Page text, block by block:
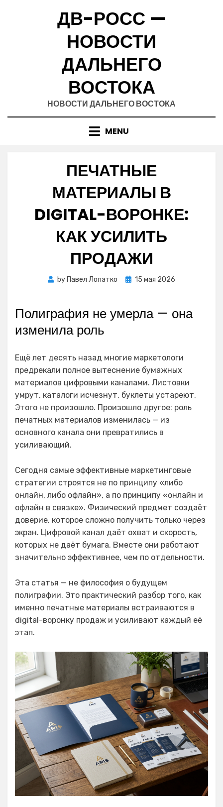
ДВ-РОСС —
НОВОСТИ
ДАЛЬНЕГО
ВОСТОКА
НОВОСТИ ДАЛЬНЕГО ВОСТОКА
MENU
ПЕЧАТНЫЕ
МАТЕРИАЛЫ В
DIGITAL-ВОРОНКЕ:
КАК УСИЛИТЬ
ПРОДАЖИ
by Павел Лопатко
Posted
15 мая 2026
Полиграфия не умерла — она
изменила роль
Ещё лет десять назад многие маркетологи
предрекали полное вытеснение бумажных
материалов цифровыми каналами. Листовки
умрут, каталоги исчезнут, буклеты устареют.
Этого не произошло. Произошло другое: роль
печатных материалов изменилась — из
основного канала они превратились в
усиливающий.
Сегодня самые эффективные маркетинговые
стратегии строятся не по принципу «либо
онлайн, либо офлайн», а по принципу «онлайн и
офлайн в связке». Физический предмет создаёт
доверие, которое сложно получить только через
экран. Цифровой канал даёт охват и скорость,
которых не даёт бумага. Вместе они работают
значительно эффективнее, чем по отдельности.
Эта статья — не философия о будущем
полиграфии. Это практический разбор того, как
именно печатные материалы встраиваются в
digital-воронку продаж и усиливают каждый её
этап.